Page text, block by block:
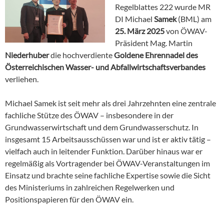
Regelblattes 222 wurde MR
DI Michael Samek(BML) am
25. März 2025von ÖWAV-
Präsident Mag. Martin
Niederhuberdie hochverdienteGoldene Ehrennadel des
Österreichischen Wasser- und Abfallwirtschaftsverbandes
verliehen.
Michael Samek ist seit mehr als drei Jahrzehnten eine zentrale
fachliche Stütze des ÖWAV – insbesondere in der
Grundwasserwirtschaft und dem Grundwasserschutz. In
insgesamt 15 Arbeitsausschüssen war und ist er aktiv tätig –
vielfach auch in leitender Funktion. Darüber hinaus war er
regelmäßig als Vortragender bei ÖWAV-Veranstaltungen im
Einsatz und brachte seine fachliche Expertise sowie die Sicht
des Ministeriums in zahlreichen Regelwerken und
Positionspapieren für den ÖWAV ein.